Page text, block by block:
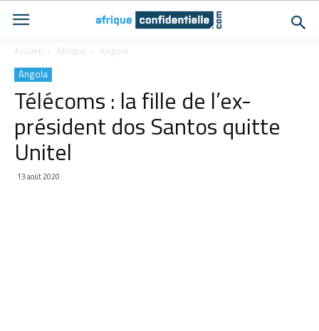
Accueil Afrique Angola
Angola
Télécoms : la fille de l’ex-
président dos Santos quitte
Unitel
13 août 2020